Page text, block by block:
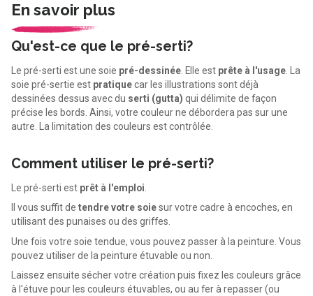
En savoir plus
Qu'est-ce que le pré-serti?
Le pré-serti est une soie pré-dessinée . Elle est prête à l'usage . La
soie pré-sertie est pratiquecar les illustrations sont déjà
dessinées dessus avec du serti (gutta) qui délimite de façon
précise les bords. Ainsi, votre couleur ne débordera pas sur une
autre. La limitation des couleurs est contrôlée.
Comment utiliser le pré-serti?
Le pré-serti est prêt à l'emploi
Il vous suffit de tendre votre soiesur votre cadre à encoches, en
utilisant des punaises ou des griffes.
Une fois votre soie tendue, vous pouvez passer à la peinture. Vous
pouvez utiliser de la peinture étuvable ou non.
Laissez ensuite sécher votre création puis fixez les couleurs grâce
à l'étuve pour les couleurs étuvables, ou au fer à repasser (ou